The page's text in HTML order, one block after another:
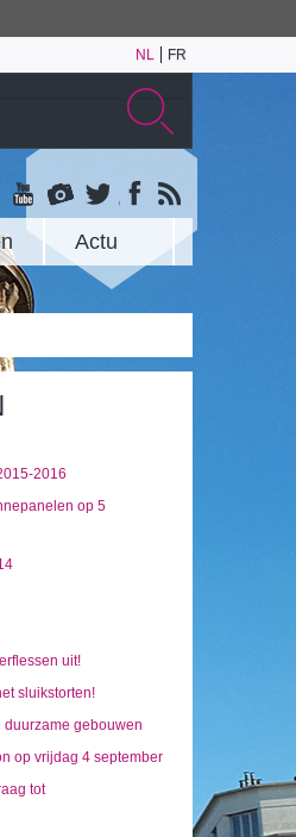
NL FR
Actu
2016
op 5
uit!
sluikstorten!
gebouwen
op vrijdag 4 september
tot